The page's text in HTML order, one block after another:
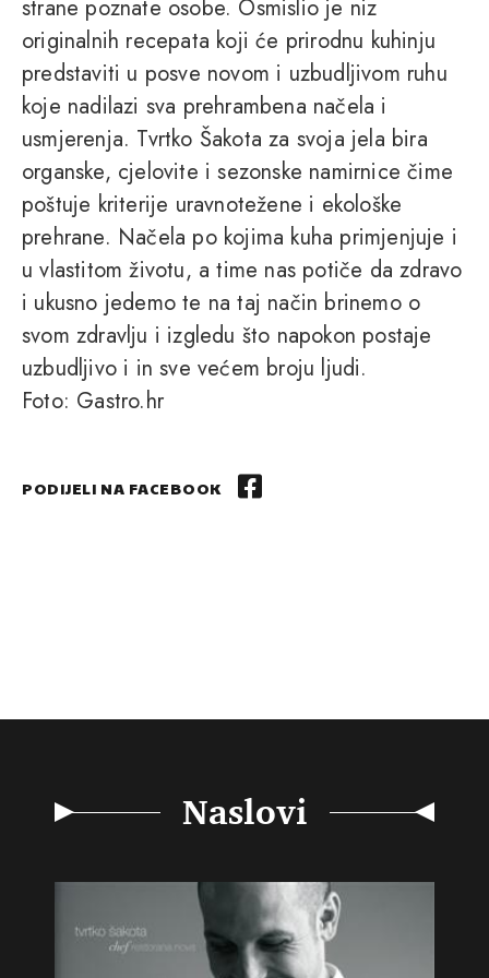
strane poznate osobe. Osmislio je niz
originalnih recepata koji će prirodnu kuhinju
predstaviti u posve novom i uzbudljivom ruhu
koje nadilazi sva prehrambena načela i
usmjerenja. Tvrtko Šakota za svoja jela bira
organske, cjelovite i sezonske namirnice čime
poštuje kriterije uravnotežene i ekološke
prehrane. Načela po kojima kuha primjenjuje i
u vlastitom životu, a time nas potiče da zdravo
i ukusno jedemo te na taj način brinemo o
svom zdravlju i izgledu što napokon postaje
uzbudljivo i in sve većem broju ljudi.
Foto: Gastro.hr
PODIJELI NA FACEBOOK
Naslovi